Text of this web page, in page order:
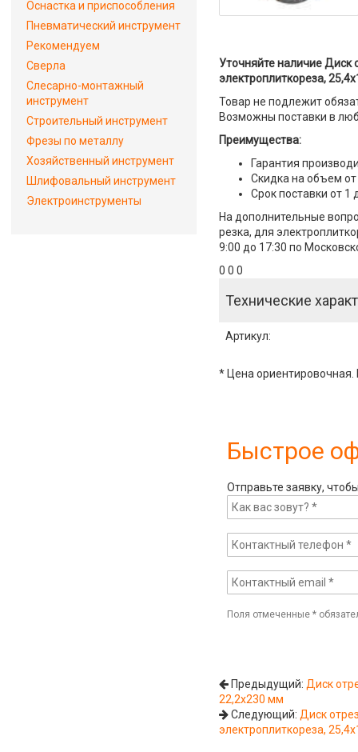
Уточняйте наличие Диск
электроплиткореза,
Товар не подлежит
Возможны поставки в
Преимущества:
Гарантия
Скидка на объем от
Срок поставки от 1
На дополнительные
резка, для
9:00 до 17:30 по
0 0 0
Технические
Артикул:
* Цена ориентировочная.
Быстрое
Отправьте заявку,
Поля отмеченные*
Предыдущий: Диск
22,2х230 мм
Следующий: Диск
электроплиткореза,
Оснастка и приспособления
Пневматический инструмент
Рекомендуем
Сверла
Слесарно-монтажный
инструмент
Строительный инструмент
Фрезы по металлу
Хозяйственный инструмент
Шлифовальный инструмент
Электроинструменты